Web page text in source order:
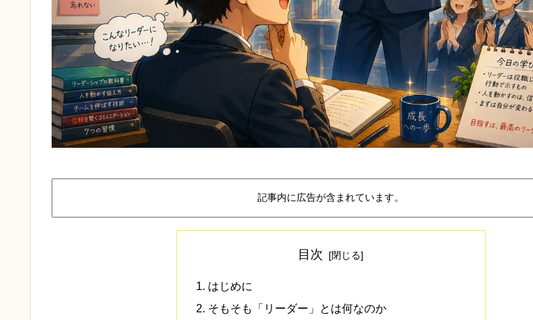
記事内に広告が含まれています。
目次
はじめに
そもそも「リーダー」とは何なのか